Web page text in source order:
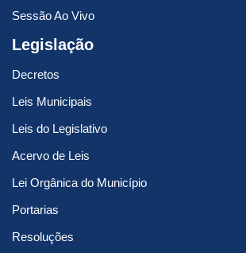
Sessão Ao Vivo
Legislação
Decretos
Leis Municipais
Leis do Legislativo
Acervo de Leis
Lei Orgânica do Município
Portarias
Resoluções